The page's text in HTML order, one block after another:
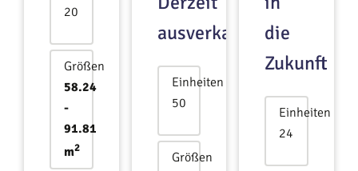
20
Größen
58.24
-
91.81
m2
ausverkauft!
Einheiten
50
Größen
die
Zukunft
Einheiten
24